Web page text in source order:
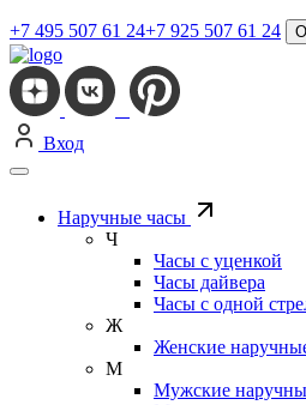
+7 495 507 61 24+7 925 507 61 24
Вход
Наручные часы
Ч
Часы с уценкой
Часы дайвера
Часы с одной
Ж
Женские
М
Мужские